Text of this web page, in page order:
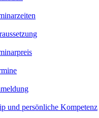
und persönliche Kompetenz